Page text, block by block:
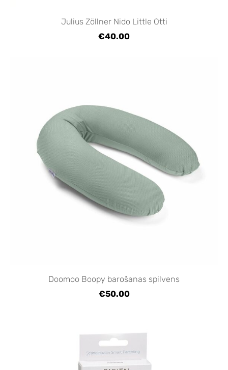
Julius Zöllner Nido Little Otti
€40.00
Doomoo Boopy barošanas spilvens
€50.00